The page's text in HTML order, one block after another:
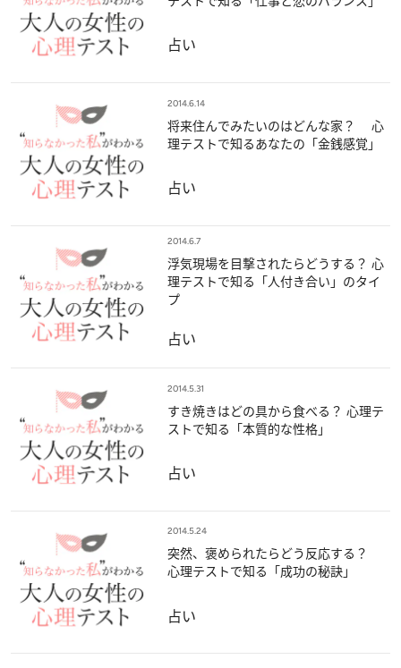
占い
2014.6.14
将来住んでみたいのはどんな家？ 心
理テストで知るあなたの「金銭感覚」
占い
2014.6.7
浮気現場を目撃されたらどうする？ 心
理テストで知る「人付き合い」のタイ
プ
占い
2014.5.31
すき焼きはどの具から食べる？ 心理テ
ストで知る「本質的な性格」
占い
2014.5.24
突然、褒められたらどう反応する？
心理テストで知る「成功の秘訣」
占い